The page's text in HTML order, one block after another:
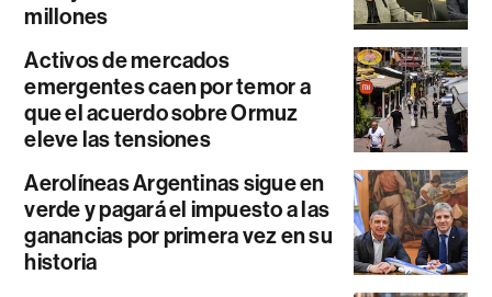
millones
Activos de mercados
emergentes caen por temor a
que el acuerdo sobre Ormuz
eleve las tensiones
Aerolíneas Argentinas sigue en
verde y pagará el impuesto a las
ganancias por primera vez en su
historia